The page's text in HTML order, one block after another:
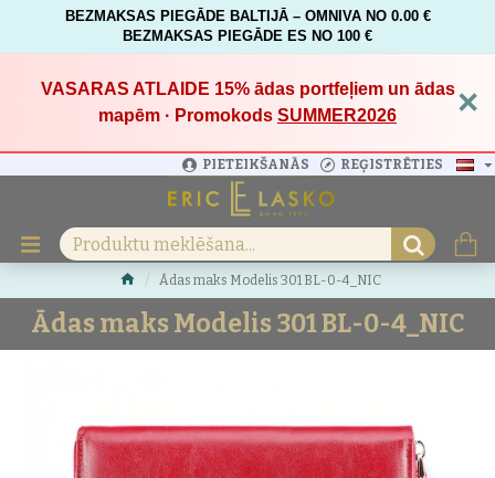
BEZMAKSAS PIEGĀDE BALTIJĀ – OMNIVA NO 0.00 €
BEZMAKSAS PIEGĀDE ES NO 100 €
VASARAS ATLAIDE 15%ādas portfeļiem un ādas
mapēm · Promokods SUMMER2026 ×
PIETEIKŠANĀS REĢISTRĒTIES
Ādas maks Modelis 301 BL-0-4_NIC
Ādas maks Modelis 301 BL-0-4_NIC